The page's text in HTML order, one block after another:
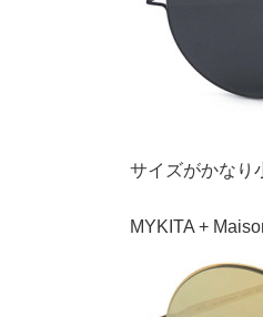
サイズがかなり
MYKITA +